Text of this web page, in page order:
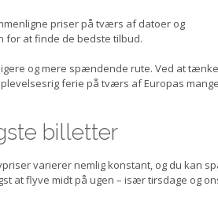
priser på tværs af datoer og
for at finde de bedste tilbud.
og mere spændende rute. Ved at
ferie på tværs af Europas
billetter
varierer nemlig konstant, og du kan
at flyve midt på ugen – især tirsdage og